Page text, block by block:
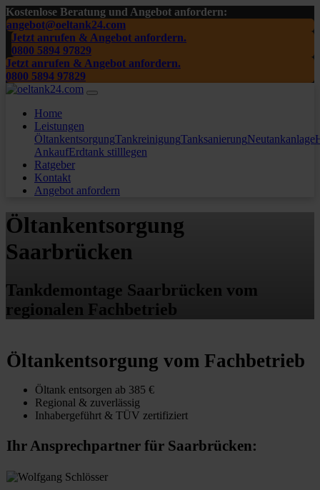
Kostenlose Beratung und Angebot anfordern:
angebot@oeltank24.com
Jetzt anrufen & Angebot anfordern.
0800 5894 97829
Jetzt anrufen & Angebot anfordern.
0800 5894 97829
Home
Leistungen
ÖltankentsorgungTankreinigungTanksanierungNeutankanlage
AnkaufErdtank stilllegen
Ratgeber
Kontakt
Angebot anfordern
Öltankentsorgung
Saarbrücken
Tankdemontage Saarbrücken vom
regionalen Fachbetrieb
Öltankentsorgung vom Fachbetrieb
Öltank entsorgen ab 385 €
Regional & zuverlässig
Inhabergeführt & TÜV zertifiziert
Ihr Ansprechpartner für Saarbrücken: